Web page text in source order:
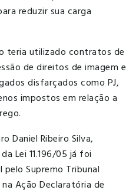
reduzir sua carga
teria utilizado contratos de
de direitos de imagem e
disfarçados como PJ,
impostos em relação a
Daniel Ribeiro Silva,
Lei 11.196/05 já foi
Supremo Tribunal
Ação Declaratória de